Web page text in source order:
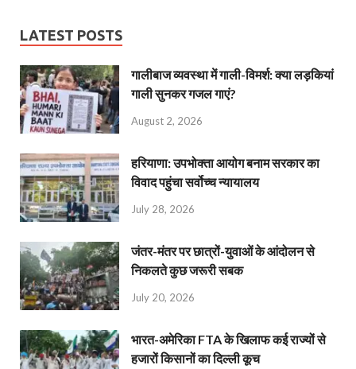
LATEST POSTS
गालीबाज व्‍यवस्‍था में गाली-विमर्श: क्या लड़कियां
गाली सुनकर गजल गाएं?
August 2, 2026
हरियाणा: उपभोक्ता आयोग बनाम सरकार का
विवाद पहुंचा सर्वोच्च न्यायालय
July 28, 2026
जंतर-मंतर पर छात्रों-युवाओं के आंदोलन से
निकलते कुछ जरूरी सबक
July 20, 2026
भारत-अमेरिका FTA के खिलाफ कई राज्यों से
हजारों किसानों का दिल्ली कूच